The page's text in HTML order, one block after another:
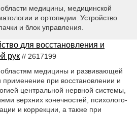
медицины, медицинской
и ортопедии. Устройство
и блок управления.
для восстановления и
рук // 2617199
областям медицины и развивающей
применение при восстановлении и
центральной нервной системы,
верхних конечностей, психолого-
и коррекции, а также при